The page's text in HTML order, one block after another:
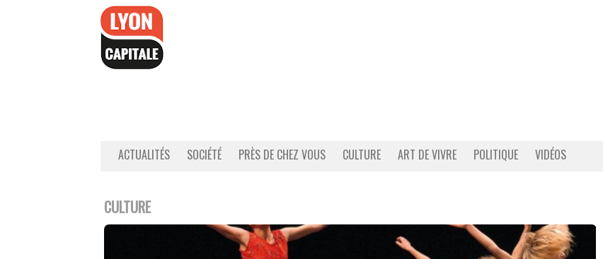
ACTUALITÉS SOCIÉTÉ PRÈS DE CHEZ VOUS CULTURE ART DE VIVRE POLITIQUE VIDÉOS
CULTURE